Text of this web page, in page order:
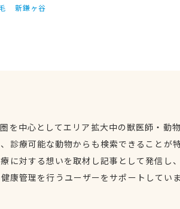
新鎌ヶ谷
を中心としてエリア拡大中の獣医師・動
診療可能な動物からも検索できることが
に対する想いを取材し記事として発信し
康管理を行うユーザーをサポートしてい